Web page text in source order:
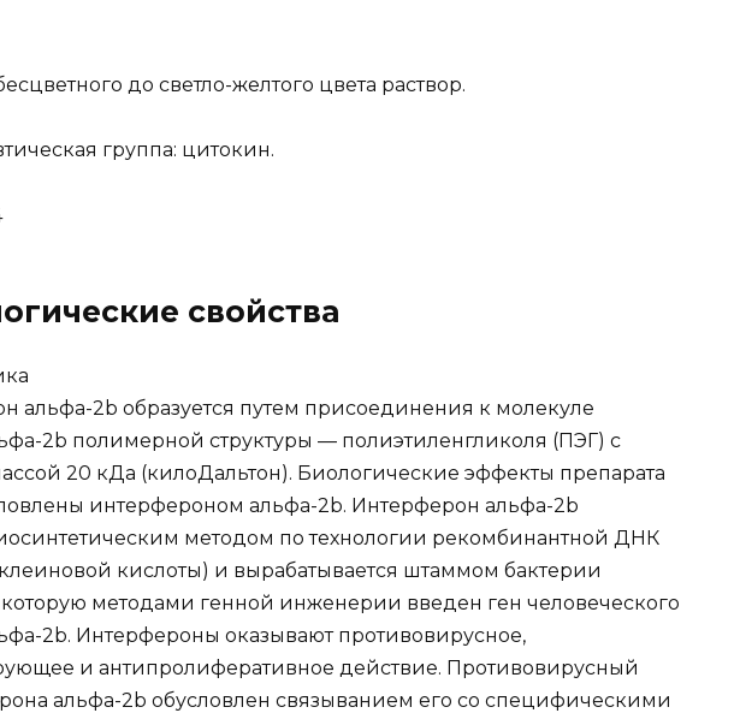
до светло-желтого цвета раствор.
группа: цитокин.
свойства
альфа-2b образуется путем присоединения к молекуле
2b полимерной структуры — полиэтиленгликоля (ПЭГ) с
20 кДа (килоДальтон). Биологические эффекты препарата
интерфероном альфа-2b. Интерферон альфа-2b
методом по технологии рекомбинантной ДНК
кислоты) и вырабатывается штаммом бактерии
которую методами генной инженерии введен ген человеческого
2b. Интерфероны оказывают противовирусное,
и антипролиферативное действие. Противовирусный
альфа-2b обусловлен связыванием его со специфическими